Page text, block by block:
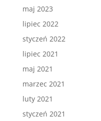
maj 2023
lipiec 2022
styczeń 2022
lipiec 2021
maj 2021
marzec 2021
luty 2021
styczeń 2021